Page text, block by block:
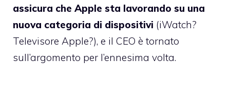
assicura che Apple sta lavorando su una
nuova categoria di dispositivi (iWatch?
Televisore Apple?), e il CEO è tornato
sull’argomento per l’ennesima volta.